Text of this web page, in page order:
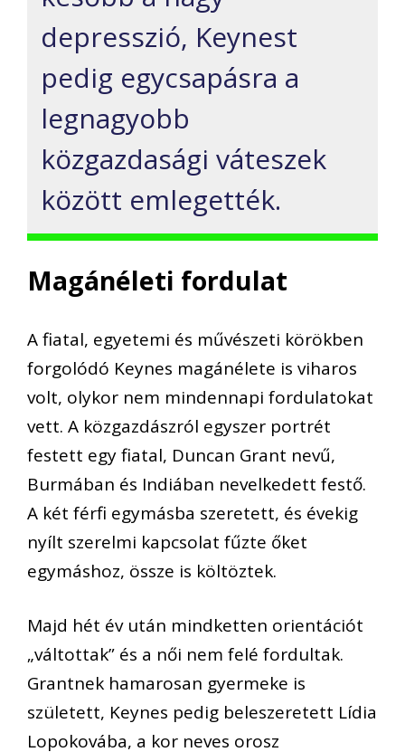
depresszió, Keynest
pedig egycsapásra a
legnagyobb
közgazdasági váteszek
között emlegették.
Magánéleti fordulat
A fiatal, egyetemi és művészeti körökben
forgolódó Keynes magánélete is viharos
volt, olykor nem mindennapi fordulatokat
vett. A közgazdászról egyszer portrét
festett egy fiatal, Duncan Grant nevű,
Burmában és Indiában nevelkedett festő.
A két férfi egymásba szeretett, és évekig
nyílt szerelmi kapcsolat fűzte őket
egymáshoz, össze is költöztek.
Majd hét év után mindketten orientációt
„váltottak” és a női nem felé fordultak.
Grantnek hamarosan gyermeke is
született, Keynes pedig beleszeretett Lídia
Lopokovába, a kor neves orosz